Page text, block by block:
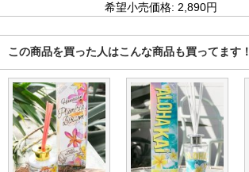
希望小売価格: 2,890円
この商品を買った人はこんな商品も買ってます！